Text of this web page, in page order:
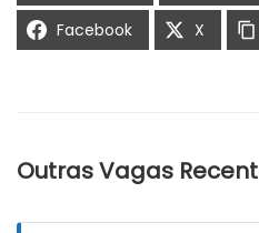
Facebook
X
Outras Vagas